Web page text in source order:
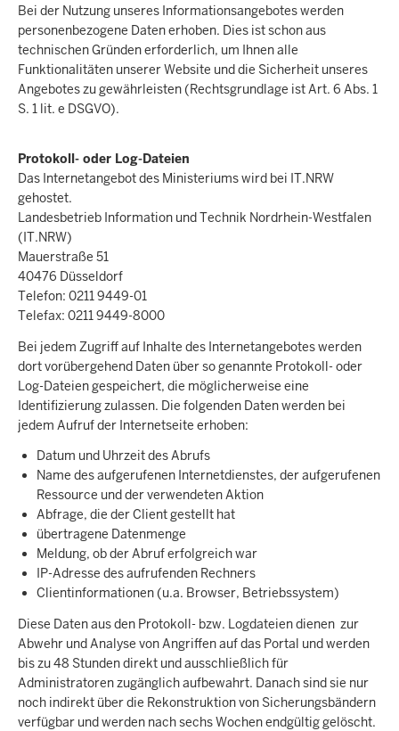
Bei der Nutzung unseres Informationsangebotes werden
personenbezogene Daten erhoben. Dies ist schon aus
technischen Gründen erforderlich, um Ihnen alle
Funktionalitäten unserer Website und die Sicherheit unseres
Angebotes zu gewährleisten (Rechtsgrundlage ist Art. 6 Abs. 1
S. 1 lit. e DSGVO).
Protokoll- oder Log-Dateien
Das Internetangebot des Ministeriums wird bei IT.NRW
gehostet.
Landesbetrieb Information und Technik Nordrhein-Westfalen
(IT.NRW)
Mauerstraße 51
40476 Düsseldorf
Telefon: 0211 9449-01
Telefax: 0211 9449-8000
Bei jedem Zugriff auf Inhalte des Internetangebotes werden
dort vorübergehend Daten über so genannte Protokoll- oder
Log-Dateien gespeichert, die möglicherweise eine
Identifizierung zulassen. Die folgenden Daten werden bei
jedem Aufruf der Internetseite erhoben:
Datum und Uhrzeit des Abrufs
Name des aufgerufenen Internetdienstes, der aufgerufenen
Ressource und der verwendeten Aktion
Abfrage, die der Client gestellt hat
übertragene Datenmenge
Meldung, ob der Abruf erfolgreich war
IP-Adresse des aufrufenden Rechners
Clientinformationen (u.a. Browser, Betriebssystem)
Diese Daten aus den Protokoll- bzw. Logdateien dienen zur
Abwehr und Analyse von Angriffen auf das Portal und werden
bis zu 48 Stunden direkt und ausschließlich für
Administratoren zugänglich aufbewahrt. Danach sind sie nur
noch indirekt über die Rekonstruktion von Sicherungsbändern
verfügbar und werden nach sechs Wochen endgültig gelöscht.